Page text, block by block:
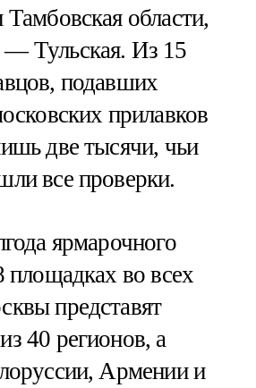
Тамбовская области,
Тульская. Из 15
подавших
прилавков
две тысячи, чьи
все проверки.
ярмарочного
площадках во всех
представят
40 регионов, а
Армении и